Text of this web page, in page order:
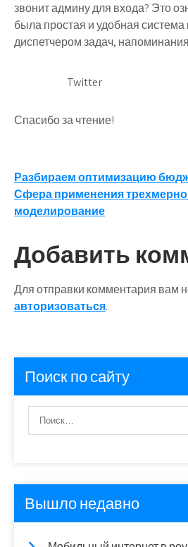
звонит админу для входа? Это
была простая и удобная
диспетчером задач,
Twitter
Спасибо за чтение!
Навигация
по
Разбираем оптимизацию
Сфера применения
моделирование
Добавить
Для отправки комментария вам
авторизоваться.
Поиск по сайту
Вышло недавно